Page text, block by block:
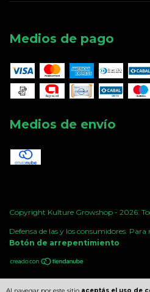
Al navegar por este sitio aceptás el uso de
Medios de pago
Medios de envío
Copyright Kulture Growshop - 2026.
Defensa de las y los consumidores. Para
Botón de arrepentimiento